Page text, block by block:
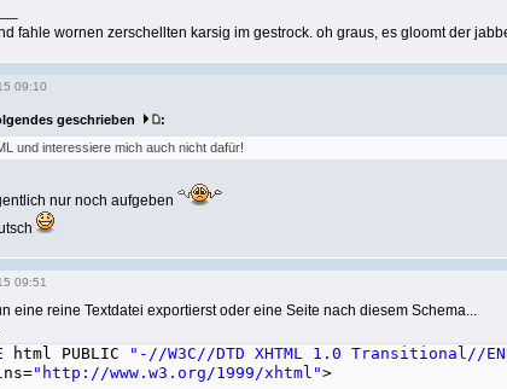
fahle wornen zerschellten karsig im gestrock. oh graus, es gloomt der
09:10
geschrieben
:
und interessiere mich auch nicht dafür!
nur noch aufgeben
09:51
eine reine Textdatei exportierst oder eine Seite nach diesem Schema...
html PUBLIC "-//W3C//DTD XHTML 1.0 Transitional//
"http://www.w3.org/1999/xhtml">